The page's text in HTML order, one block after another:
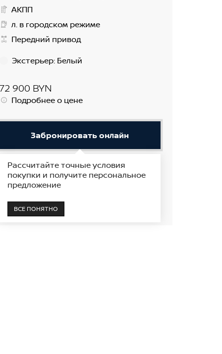
АКПП
л. в городском режиме
Передний привод
Экстерьер: Белый
900 BYN
Подробнее о цене
Забронировать онлайн
Рассчитайте точные условия
покупки и получите персональное
предложение
ВСЕ ПОНЯТНО
Получить предложение
Поставщик автомобилей Nissan